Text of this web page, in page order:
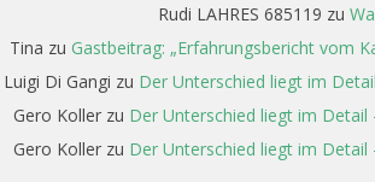
Rudi LAHRES 685119 zu
Tina zu Gastbeitrag: „Erfahrungsbericht vom
Luigi Di Gangi zu Der Unterschied liegt im
Gero Kollerzu Der Unterschied liegt im
Gero Kollerzu Der Unterschied liegt im